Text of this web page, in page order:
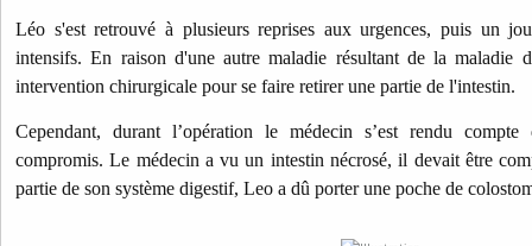
Léo s'est retrouvé à plusieurs reprises aux urgences, puis un
intensifs. En raison d'une autre maladie résultant de la
intervention chirurgicale pour se faire retirer une partie de l'intestin.
Cependant, durant l’opération le médecin s’est rendu
compromis. Le médecin a vu un intestin nécrosé, il devait être
partie de son système digestif, Leo a dû porter une poche de